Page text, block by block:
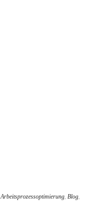
Arbeitsprozessoptimierung Blog